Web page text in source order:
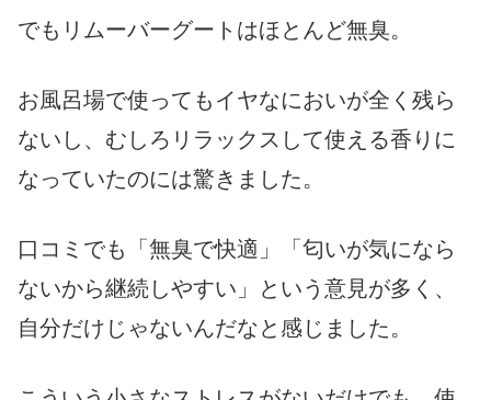
でもリムーバーグートはほとんど無臭。
お風呂場で使ってもイヤなにおいが全く残ら
ないし、むしろリラックスして使える香りに
なっていたのには驚きました。
口コミでも「無臭で快適」「匂いが気になら
ないから継続しやすい」という意見が多く、
自分だけじゃないんだなと感じました。